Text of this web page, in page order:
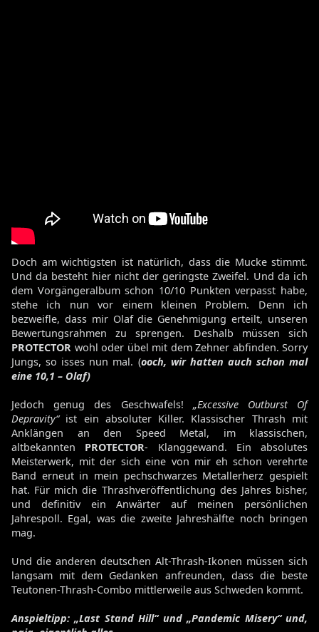
Doch am wichtigsten ist natürlich, dass die Mucke stimmt.
Und da besteht hier nicht der geringste Zweifel. Und da ich
dem Vorgängeralbum schon 10/10 Punkten verpasst habe,
stehe ich nun vor einem kleinen Problem. Denn ich
bezweifle, dass mir Olaf die Genehmigung erteilt, unseren
Bewertungsrahmen zu sprengen. Deshalb müssen sich
PROTECTOR wohl oder übel mit dem Zehner abfinden. Sorry
Jungs, so isses nun mal. (ooch, wir hatten auch schon mal
eine 10,1 – Olaf)
Jedoch genug des Geschwafels! „Excessive Outburst Of
Depravity“ist ein absoluter Killer. Klassischer Thrash mit
Anklängen an den Speed Metal, im klassischen,
altbekannten PROTECTOR- Klanggewand. Ein absolutes
Meisterwerk, mit der sich eine von mir eh schon verehrte
Band erneut in mein pechschwarzes Metallerherz gespielt
hat. Für mich die Thrashveröffentlichung des Jahres bisher,
und definitiv ein Anwärter auf meinen persönlichen
Jahrespoll. Egal, was die zweite Jahreshälfte noch bringen
mag.
Und die anderen deutschen Alt-Thrash-Ikonen müssen sich
langsam mit dem Gedanken anfreunden, dass die beste
Teutonen-Thrash-Combo mittlerweile aus Schweden kommt.
Anspieltipp: „Last Stand Hill“ und „Pandemic Misery“ und,